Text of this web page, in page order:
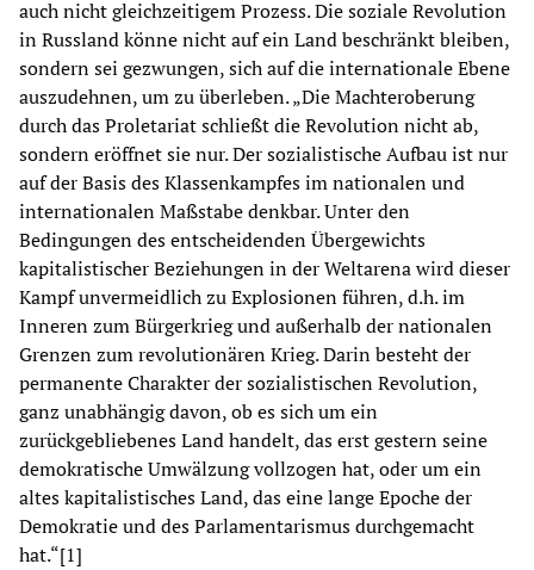
auch nicht gleichzeitigem Prozess. Die soziale Revolution
in Russland könne nicht auf ein Land beschränkt bleiben,
sondern sei gezwungen, sich auf die internationale Ebene
auszudehnen, um zu überleben. „Die Machteroberung
durch das Proletariat schließt die Revolution nicht ab,
sondern eröffnet sie nur. Der sozialistische Aufbau ist nur
auf der Basis des Klassenkampfes im nationalen und
internationalen Maßstabe denkbar. Unter den
Bedingungen des entscheidenden Übergewichts
kapitalistischer Beziehungen in der Weltarena wird dieser
Kampf unvermeidlich zu Explosionen führen, d.h. im
Inneren zum Bürgerkrieg und außerhalb der nationalen
Grenzen zum revolutionären Krieg. Darin besteht der
permanente Charakter der sozialistischen Revolution,
ganz unabhängig davon, ob es sich um ein
zurückgebliebenes Land handelt, das erst gestern seine
demokratische Umwälzung vollzogen hat, oder um ein
altes kapitalistisches Land, das eine lange Epoche der
Demokratie und des Parlamentarismus durchgemacht
hat.“[1]